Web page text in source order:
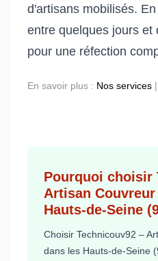
d'artisans mobilisés.
entre quelques jours et
pour une réfection
En savoir plus : Nos services |
Pourquoi choisir
Artisan
Hauts-de-Seine
Choisir Technicouv92 –
dans les Hauts-de-Seine